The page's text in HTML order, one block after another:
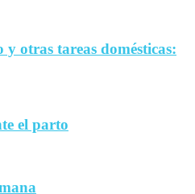
otras tareas domésticas:
el parto